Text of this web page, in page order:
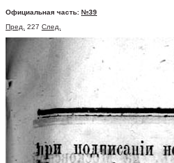
Официальная часть: №39
Пред.
227 След.